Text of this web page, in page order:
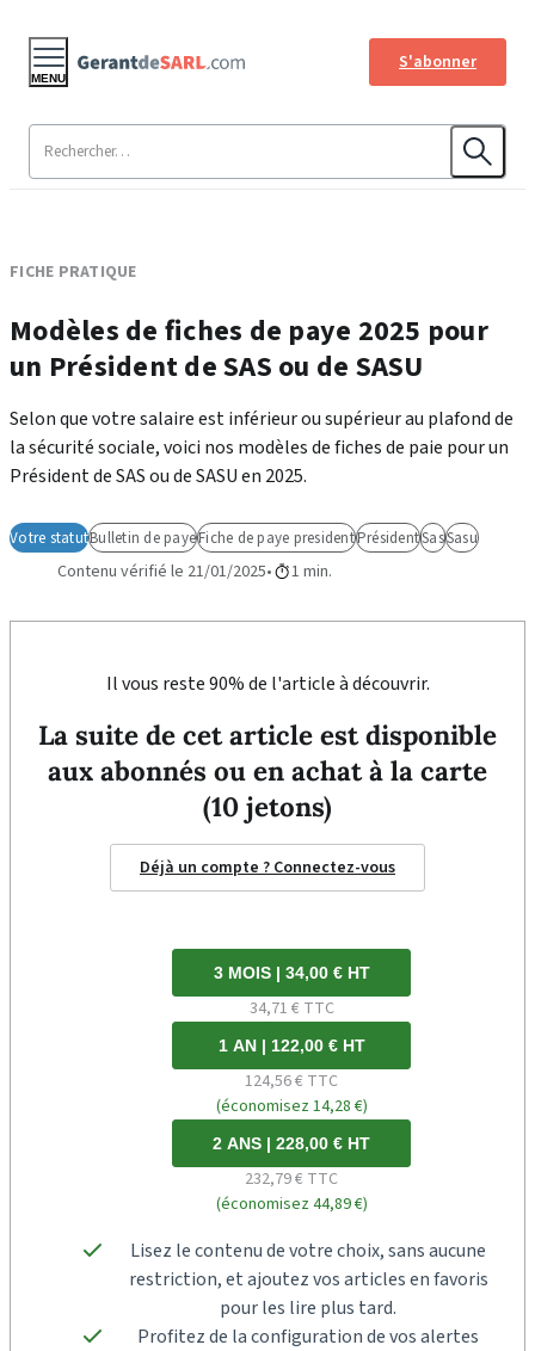
S'abonner
MENU
FICHE PRATIQUE
Modèles de fiches de paye 2025 pour
un Président de SAS ou de SASU
Selon que votre salaire est inférieur ou supérieur au plafond de
la sécurité sociale, voici nos modèles de fiches de paie pour un
Président de SAS ou de SASU en 2025.
Votre statutBulletin de payeFiche de paye presidentPrésidentSasSasu
Contenu vérifié le 21/01/2025 1 min.
Il vous reste 90% de l'article à découvrir.
La suite de cet article est disponible
aux abonnés ou en achat à la carte
(10 jetons)
Déjà un compte ? Connectez-vous
3 MOIS | 34,00 € HT
34,71 € TTC
1 AN | 122,00 € HT
124,56 € TTC
(économisez 14,28 €)
2 ANS | 228,00 € HT
232,79 € TTC
(économisez 44,89 €)
Lisez le contenu de votre choix, sans aucune
restriction, et ajoutez vos articles en favoris
pour les lire plus tard.
Profitez de la configuration de vos alertes